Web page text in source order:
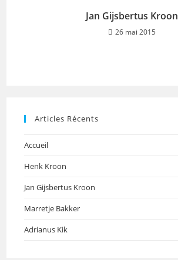
Jan Gijsbertus Kroon
26 mai 2015
Articles Récents
Accueil
Henk Kroon
Jan Gijsbertus Kroon
Marretje Bakker
Adrianus Kik